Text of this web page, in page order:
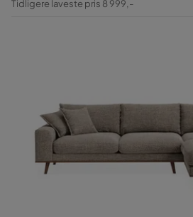
Tidligere laveste pris 8 999,-